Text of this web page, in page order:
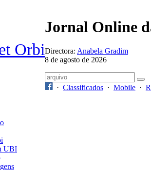
Jornal Online
Directora: Anabela Gradim
8 de agosto de 2026
· Classificados · Mobile ·
UBI